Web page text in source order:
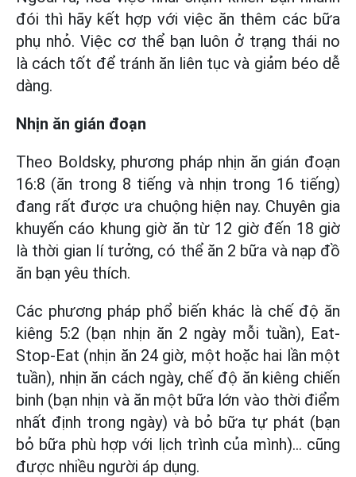
đói thì hãy kết hợp với việc ăn thêm các bữa
phụ nhỏ. Việc cơ thể bạn luôn ở trạng thái no
là cách tốt để tránh ăn liên tục và giảm béo dễ
dàng.
Nhịn ăn gián đoạn
Theo Boldsky, phương pháp nhịn ăn gián đoạn
16:8 (ăn trong 8 tiếng và nhịn trong 16 tiếng)
đang rất được ưa chuộng hiện nay. Chuyên gia
khuyến cáo khung giờ ăn từ 12 giờ đến 18 giờ
là thời gian lí tưởng, có thể ăn 2 bữa và nạp đồ
ăn bạn yêu thích.
Các phương pháp phổ biến khác là chế độ ăn
kiêng 5:2 (bạn nhịn ăn 2 ngày mỗi tuần), Eat-
Stop-Eat (nhịn ăn 24 giờ, một hoặc hai lần một
tuần), nhịn ăn cách ngày, chế độ ăn kiêng chiến
binh (bạn nhịn và ăn một bữa lớn vào thời điểm
nhất định trong ngày) và bỏ bữa tự phát (bạn
bỏ bữa phù hợp với lịch trình của mình)... cũng
được nhiều người áp dụng.